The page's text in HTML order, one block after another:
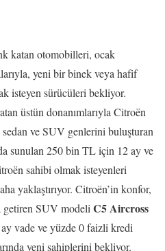
katan otomobilleri, ocak
yeni bir binek veya hafif
isteyen sürücüleri bekliyor.
üstün donanımlarıyla Citroën
sedan ve SUV genlerini buluşturan
sunulan 250 bin TL için 12 ay ve
sahibi olmak isteyenleri
yaklaştırıyor. Citroën’in konfor,
getiren SUV modeli C5 Aircross
vade ve yüzde 0 faizli kredi
yeni sahiplerini bekliyor.